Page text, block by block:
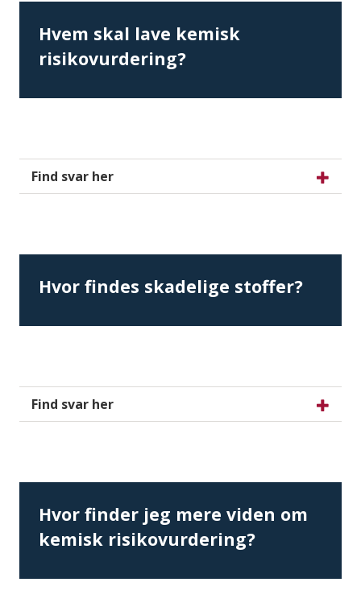
Hvem skal lave kemisk
risikovurdering?
Find svar her
Hvor findes skadelige stoffer?
Find svar her
Hvor finder jeg mere viden om
kemisk risikovurdering?